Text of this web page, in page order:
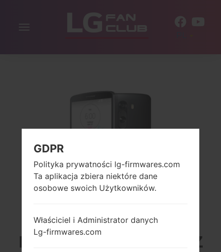
Włącz
LG D855P (LGD855P) Z
GDPR
Polityka prywatności lg-firmwares.com
Ta aplikacja zbiera niektóre dane
osobowe swoich Użytkowników.
Właściciel i Administrator danych
Lg-firmwares.com